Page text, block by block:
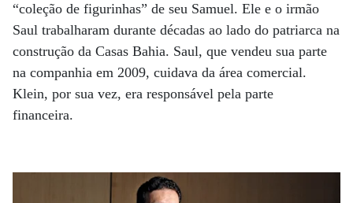
“coleção de figurinhas” de seu Samuel. Ele e o irmão
Saul trabalharam durante décadas ao lado do patriarca na
construção da Casas Bahia. Saul, que vendeu sua parte
na companhia em 2009, cuidava da área comercial.
Klein, por sua vez, era responsável pela parte
financeira.